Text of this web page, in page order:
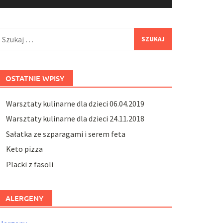
OSTATNIE WPISY
Warsztaty kulinarne dla dzieci 06.04.2019
Warsztaty kulinarne dla dzieci 24.11.2018
Sałatka ze szparagami i serem feta
Keto pizza
Placki z fasoli
ALERGENY